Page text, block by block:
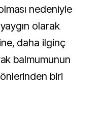
nedeniyle
olarak
daha ilginç
balmumunun
biri